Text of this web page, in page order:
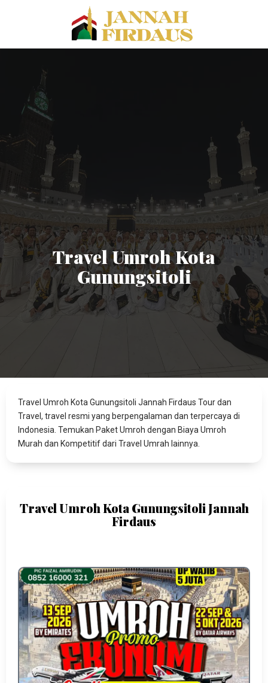
Travel Umroh Kota
Gunungsitoli
Travel Umroh Kota Gunungsitoli Jannah Firdaus Tour dan
Travel, travel resmi yang berpengalaman dan terpercaya di
Indonesia. Temukan Paket Umroh dengan Biaya Umroh
Murah dan Kompetitif dari Travel Umrah lainnya.
Travel Umroh Kota Gunungsitoli Jannah
Firdaus